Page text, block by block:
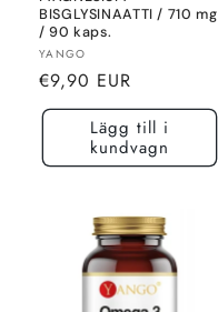
BISGLYSINAATTI / 710 mg
/ 90 kaps.
Säljare:
YANGO
Normalt
pris
€9,90 EUR
Lägg till i
kundvagn